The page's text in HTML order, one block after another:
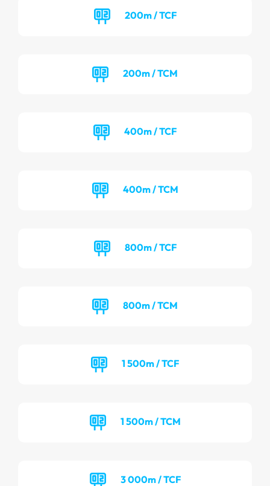
200m / TCF
200m / TCM
400m / TCF
400m / TCM
800m / TCF
800m / TCM
1 500m / TCF
1 500m / TCM
3 000m / TCF